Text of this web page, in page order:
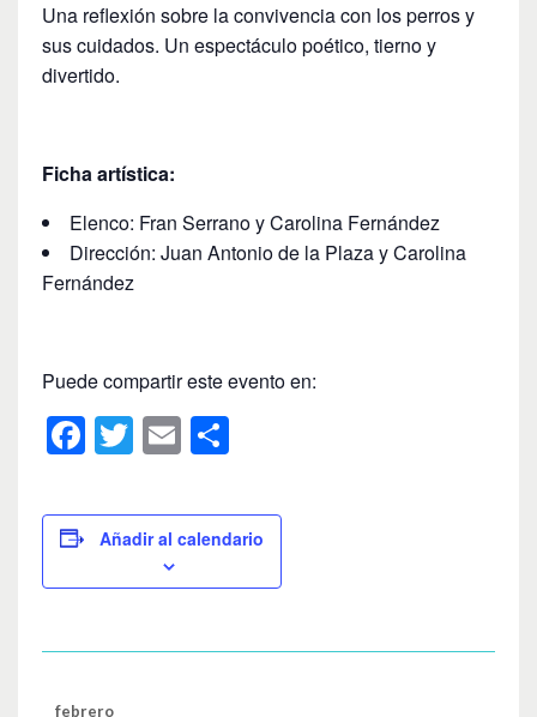
Una reflexión sobre la convivencia con los perros y
sus cuidados. Un espectáculo poético, tierno y
divertido.
Ficha artística:
Elenco: Fran Serrano y Carolina Fernández
Dirección: Juan Antonio de la Plaza y Carolina
Fernández
Puede compartir este evento en:
F
a
c
e
b
o
k
T
wi
tt
er
E
m
ailm
p
ar
Añadir al calendario
febrero